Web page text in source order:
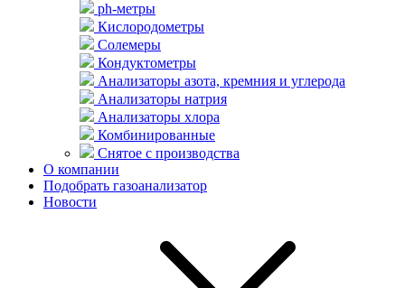
ph-метры
Кислородометры
Солемеры
Кондуктометры
Анализаторы азота, кремния и углерода
Анализаторы натрия
Анализаторы хлора
Комбинированные
Снятое с производства
О компании
Подобрать газоанализатор
Новости